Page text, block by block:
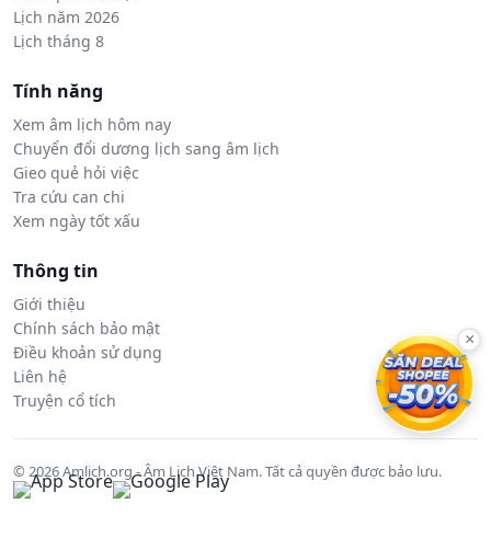
Lịch năm 2026
Lịch tháng 8
Tính năng
Xem âm lịch hôm nay
Chuyển đổi dương lịch sang âm lịch
Gieo quẻ hỏi việc
Tra cứu can chi
Xem ngày tốt xấu
Thông tin
Giới thiệu
Chính sách bảo mật
Điều khoản sử dụng
Liên hệ
Truyện cổ tích
© 2026 Amlich.org - Âm Lịch Việt Nam. Tất cả quyền được bảo lưu.
×